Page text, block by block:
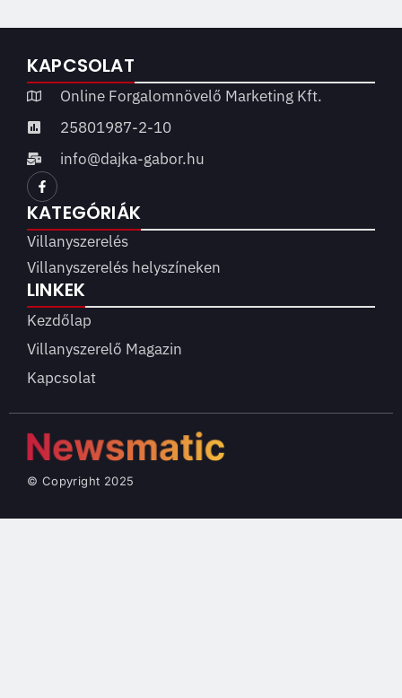
KAPCSOLAT
Online Forgalomnövelő Marketing Kft.
25801987-2-10
info@dajka-gabor.hu
KATEGÓRIÁK
Villanyszerelés
Villanyszerelés helyszíneken
LINKEK
Kezdőlap
Villanyszerelő Magazin
Kapcsolat
© Copyright 2025